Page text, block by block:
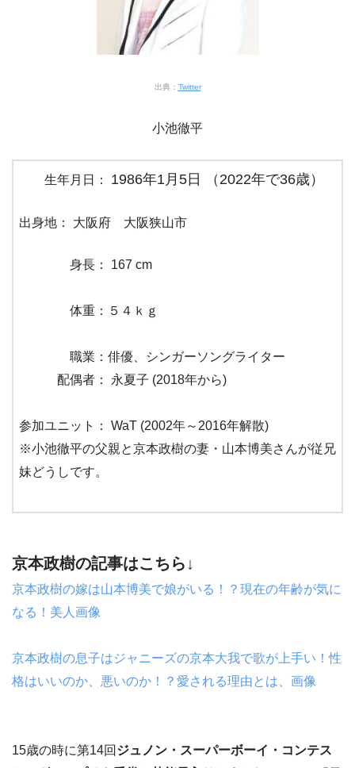
出典： Twitter
小池徹平
生年月日： 1986年1月5日 （2022年で36歳）
出身地： 大阪府 大阪狭山市
身長： 167 cm
体重：５４ｋｇ
職業：俳優、シンガーソングライター
配偶者： 永夏子 (2018年から)
参加ユニット： WaT (2002年～2016年解散)
※小池徹平の父親と京本政樹の妻・山本博美さんが従兄
妹どうしです。
京本政樹の記事はこちら↓
京本政樹の嫁は山本博美で娘がいる！？現在の年齢が気に
なる！美人画像
京本政樹の息子はジャニーズの京本大我で歌が上手い！性
格はいいのか、悪いのか！？愛される理由とは、画像
15歳の時に第14回 ジュノン・スーパーボーイ・コンテス